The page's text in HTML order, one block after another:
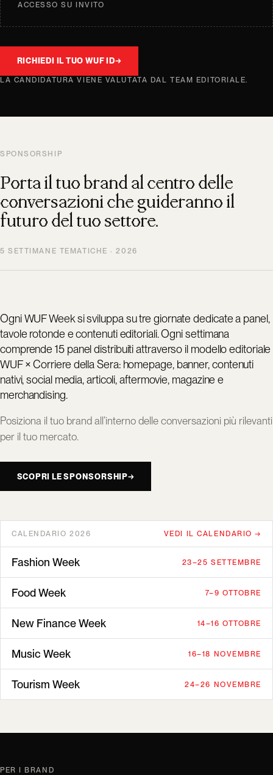
ACCESSO SU INVITO
RICHIEDI IL TUO WUF ID→
LA CANDIDATURA VIENE VALUTATA DAL TEAM EDITORIALE.
SPONSORSHIP
Porta il tuo brand al centro delle
conversazioni che guideranno il
futuro del tuo settore.
5 SETTIMANE TEMATICHE · 2026
Ogni WUF Week si sviluppa su tre giornate dedicate a panel,
tavole rotonde e contenuti editoriali. Ogni settimana
comprende 15 panel distribuiti attraverso il modello editoriale
WUF × Corriere della Sera: homepage, banner, contenuti
nativi, social media, articoli, aftermovie, magazine e
merchandising.
Posiziona il tuo brand all’interno delle conversazioni più rilevanti
per il tuo mercato.
SCOPRI LE SPONSORSHIP→
CALENDARIO 2026 VEDI IL CALENDARIO →
Fashion Week 23–25 SETTEMBRE
Food Week 7–9 OTTOBRE
New Finance Week 14–16 OTTOBRE
Music Week 16–18 NOVEMBRE
Tourism Week 24–26 NOVEMBRE
PER I BRAND